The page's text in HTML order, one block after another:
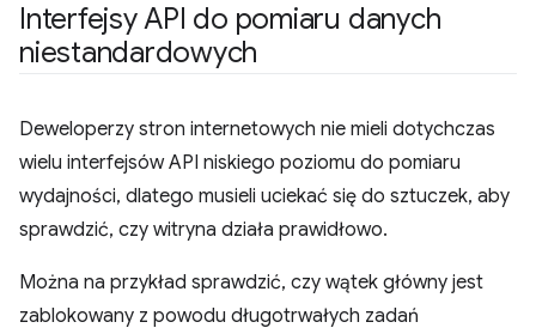
Interfejsy API do pomiaru danych
niestandardowych
Deweloperzy stron internetowych nie mieli dotychczas
wielu interfejsów API niskiego poziomu do pomiaru
wydajności, dlatego musieli uciekać się do sztuczek, aby
sprawdzić, czy witryna działa prawidłowo.
Można na przykład sprawdzić, czy wątek główny jest
zablokowany z powodu długotrwałych zadań